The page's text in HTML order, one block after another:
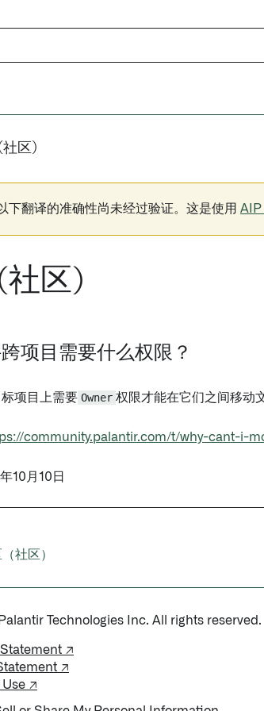
社区)
下翻译的准确性尚未经过验证。这是使用 AIP
社区)
项目需要什么权限？
项目上需要 Owner 权限才能在它们之间移动
community.palantir.com/t/why-cant-i-
10月10日
社区）
Technologies Inc. All rights reserved.
↗
↗
Use ↗